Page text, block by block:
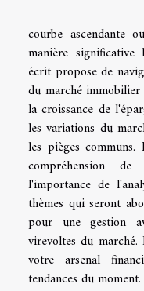
courbe ascendante
manière
écrit propose de
du marché
la croissance de
les variations du
les pièges
compréhension
l'importance de
thèmes qui seront
pour une gestion
virevoltes du
votre arsenal
tendances du moment.